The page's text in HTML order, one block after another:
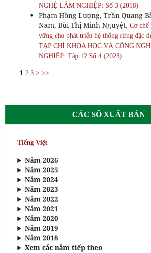
NGHỆ LÂM NGHIỆP: Số 3 (2018)
Phạm Hồng Lượng, Trần Quang
Nam, Bùi Thị Minh Nguyệt, Cơ chế
vững cho phát triển hệ thống rừng đặc
TẠP CHÍ KHOA HỌC VÀ CÔNG
NGHIỆP: Tập 12 Số 4 (2023)
1 2 3 > >>
CÁC SỐ XUẤT BẢN
Tiếng Việt
Năm 2026
Năm 2025
Năm 2024
Năm 2023
Năm 2022
Năm 2021
Năm 2020
Năm 2019
Năm 2018
Xem các năm tiếp theo